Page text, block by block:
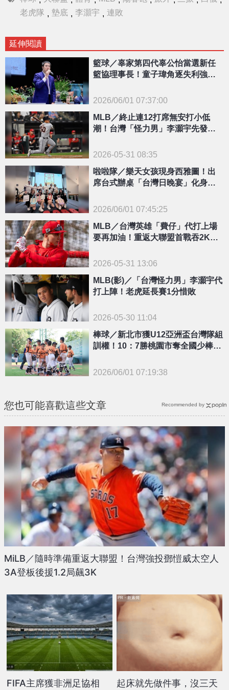
老虎隊 , 墊底 , 李灝宇 , 連敗
延伸閱讀
{PLAYICON}
籃球／辜家第四代辜公怡當選新任
籃協理事長！童子瑋角逐失利強調
2026/06/01 07:37:00
MLB／終止連12打席無安打小低
潮！台灣「怪力男」李灝宇先發敲
2026-05-31 08:35
{PLAYICON}
啦啦隊／樂天女孩現身西雅圖！出
席台式辦桌「台灣日晚宴」化身最
2026/06/01 07:45:25
MLB／台灣英雄「費仔」代打上場
要再加油！重返大聯盟首戰吞2K還
2026-05-31 13:06
MLB(影)／「台灣怪力男」李灝宇代
打上陣！老虎延長賽1分惜敗
2026-05-30 11:04
棒球／新北市獲U12亞洲盃台灣隊組
訓權！10：7勝桃園市奪全國少棒錦
2026/06/01 07:19:38
您也可能喜歡這些文章
MiLB／隨時準備重返大聯盟！台灣強投鄧愷威太空人
3A登板後援1.2局飆3K
FIFA主席獲非洲足協相
起床就先做件事，沒三天
PR・新素簡
Recommended by